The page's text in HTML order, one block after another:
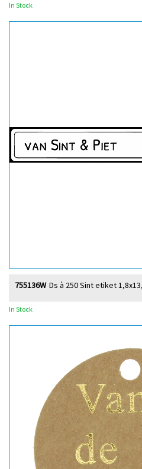
In Stock
Ds à 250 Sint etiket
755136W
In Stock